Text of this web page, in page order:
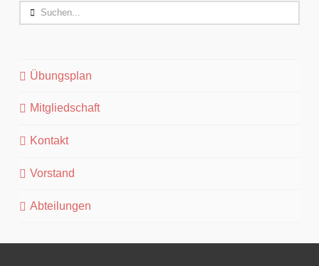
Search
Übungsplan
Mitgliedschaft
Kontakt
Vorstand
Abteilungen